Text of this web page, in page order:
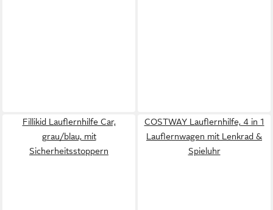
Fillikid Lauflernhilfe Car,
grau/blau, mit
Sicherheitsstoppern
COSTWAY Lauflernhilfe, 4 in 1
Lauflernwagen mit Lenkrad &
Spieluhr